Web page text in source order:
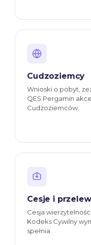
Cudzoziemcy
Wnioski o pobyt,
QES Pergamin
Cudzoziemców.
Cesje i
Cesja
Kodeks Cywilny
spełnia.